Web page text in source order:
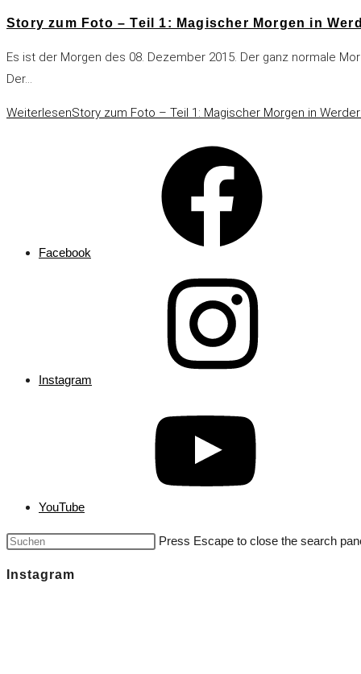
Story zum Foto – Teil 1: Magischer Morgen in
Es ist der Morgen des 08. Dezember 2015. Der ganz normale
Der…
WeiterlesenStory zum Foto – Teil 1: Magischer Morgen in
Facebook
Instagram
YouTube
Press Escape to close the search
Instagram